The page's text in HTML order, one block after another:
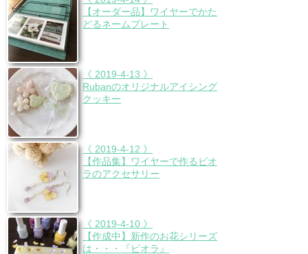
【オーダー品】ワイヤーでかた
どるネームプレート
《 2019-4-13 》
Rubanのオリジナルアイシング
クッキー
《 2019-4-12 》
【作品集】ワイヤーで作るビオ
ラのアクセサリー
《 2019-4-10 》
【作成中】新作のお花シリーズ
は・・・『ビオラ』